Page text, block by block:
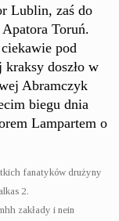
Lublin, zaś do
Toruń.
pod
doszło w
Abramczyk
biegu dnia
Lampartem o
fanatyków drużyny
2.
zakłady i nein